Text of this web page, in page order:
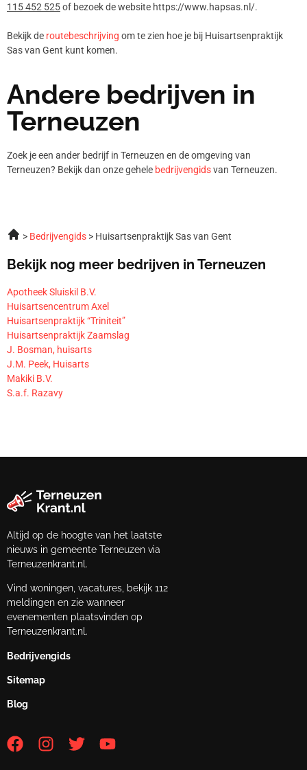
115 452 525of bezoek de website https://www.hapsas.nl/.
Bekijk de routebeschrijving om te zien hoe je bij Huisartsenpraktijk
Sas van Gent kunt komen.
Andere bedrijven in
Terneuzen
Zoek je een ander bedrijf in Terneuzen en de omgeving van
Terneuzen? Bekijk dan onze gehele bedrijvengidsvan Terneuzen.
Bedrijvengids Huisartsenpraktijk Sas van Gent
Bekijk nog meer bedrijven in Terneuzen
Apotheek Sluiskil B.V.
Huisartsencentrum Axel
Huisartsenpraktijk “Triniteit”
Huisartsenpraktijk Zaamslag
J. Bosman, huisarts
J.M. Peek, Huisarts
Makiki B.V.
S.a.f. Razavy
Altijd op de hoogte van het laatste
nieuws in gemeente Terneuzen via
Terneuzenkrant.nl.
Vind woningen, vacatures, bekijk 112
meldingen en zie wanneer
evenementen plaatsvinden op
Terneuzenkrant.nl.
Bedrijvengids
Sitemap
Blog